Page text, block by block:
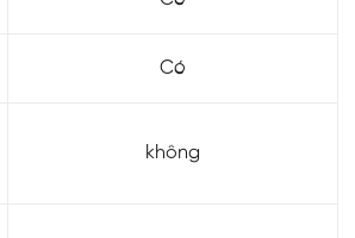
Có
không